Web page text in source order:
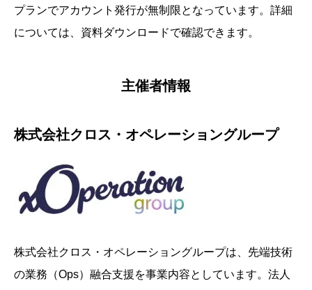
プランでアカウント発行が無制限となっています。詳細
については、資料ダウンロードで確認できます。
主催者情報
株式会社クロス・オペレーショングループ
株式会社クロス・オペレーショングループは、先端技術
の業務（Ops）融合支援を事業内容としています。法人